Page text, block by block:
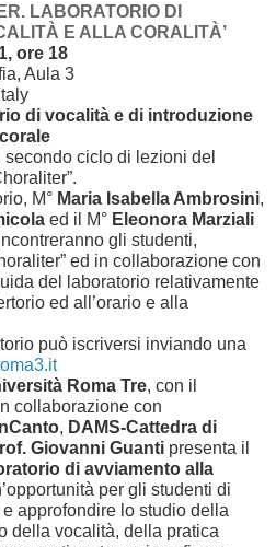
LABORATORIO DI
E ALLA CORALITÀ’
ore 18
Aula 3
di vocalità e di introduzione
ciclo di lezioni del
M° Maria Isabella Ambrosini,
ed il M° Eleonora Marziali
gli studenti,
ed in collaborazione con
del laboratorio relativamente
ed all’orario e alla
può iscriversi inviando una
Roma Tre, con il
collaborazione con
, DAMS-Cattedra di
Giovanni Guanti presenta il
di avviamento alla
per gli studenti di
approfondire lo studio della
della vocalità, della pratica